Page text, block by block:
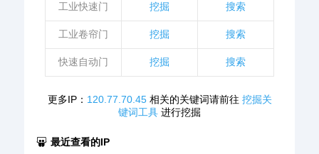
工业快速门 挖掘 搜索
工业卷帘门 挖掘 搜索
快速自动门 挖掘 搜索
更多IP： 120.77.70.45相关的关键词请前往 挖掘关
键词工具 进行挖掘
最近查看的IP